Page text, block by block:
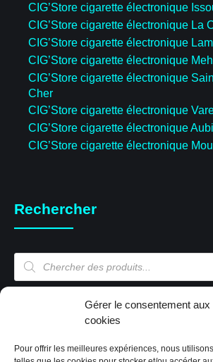
Gérer le consentement aux
cookies
Pour offrir les meilleures expériences, nous
CIG’Store cigarette électronique
CIG’Store cigarette électronique La
CIG’Store cigarette électronique
CIG’Store cigarette électronique
CIG’Store cigarette électronique
Cher
CIG’Store cigarette électronique
CIG’Store cigarette électronique
CIG’Store cigarette électronique
Rechercher
Recherche
produits
Mon compte
Mon compte